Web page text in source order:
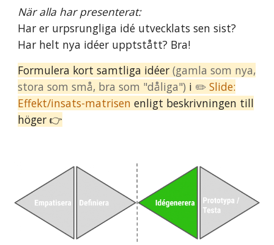
När alla har presenterat:
Har er urpsrungliga idé utvecklats sen sist?
Har helt nya idéer upptstått? Bra!
Formulera kort samtliga idéer(gamla som nya,
stora som små, bra som "dåliga") i ✏️Slide:
Effekt/insats-matrisen enligt beskrivningen till
höger 👉